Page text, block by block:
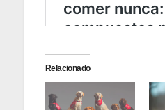
Relacionado